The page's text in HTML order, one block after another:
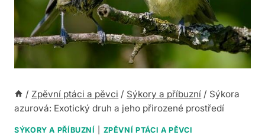
/ Zpěvní ptáci a pěvci / Sýkory a příbuzní / Sýkora
azurová: Exotický druh a jeho přirozené prostředí
SÝKORY A PŘÍBUZNÍ ZPĚVNÍ PTÁCI A PĚVCI